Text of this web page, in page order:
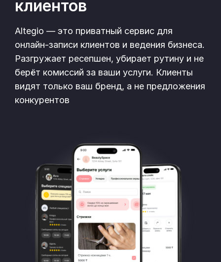
клиентов
Altegio — это приватный сервис для
онлайн-записи клиентов и ведения бизнеса.
Разгружает ресепшен, убирает рутину и не
берёт комиссий за ваши услуги. Клиенты
видят только ваш бренд, а не предложения
конкурентов